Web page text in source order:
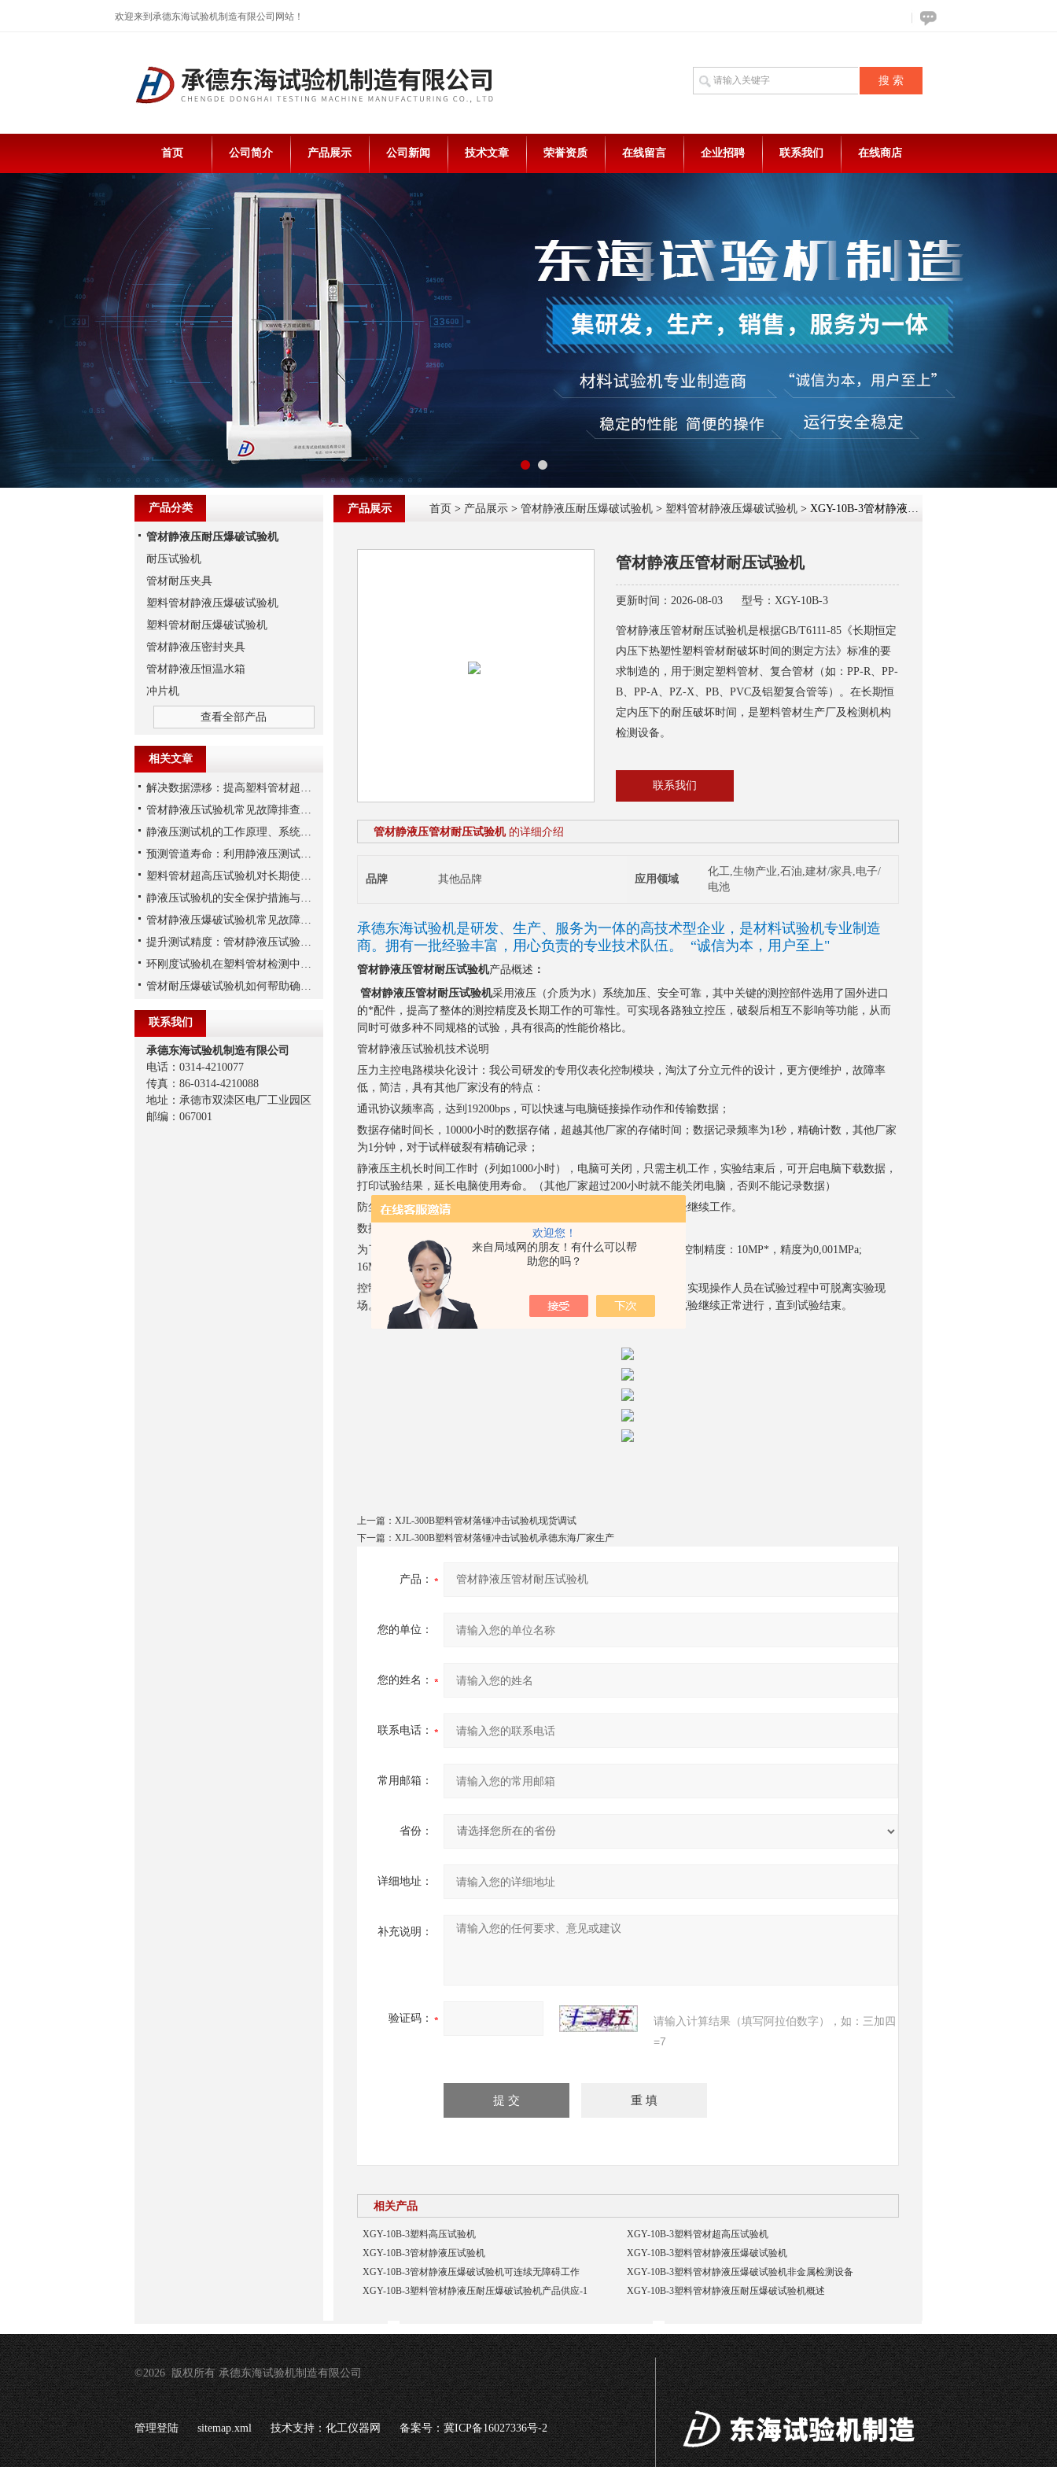
欢迎您！
来自局域网的朋友！有什么可以帮
助您的吗？
欢迎来到承德东海试验机制造有限公司网站！
在线咨
首页 公司简介 产品展示 公司新闻 技术文章 荣誉资质 在线留言 企业招聘 联系我们 在线商店
产品展示 首页 > 产品展示 > 管材静液压耐压爆破试验机 > 塑料管材静液压爆破试验机 > XGY-10B-3管材静液压管材耐压试验机
管材静液压管材耐压试验机
更新时间：2026-08-03 型号：XGY-10B-3
管材静液压管材耐压试验机是根据GB/T6111-85《长期恒定
内压下热塑性塑料管材耐破坏时间的测定方法》标准的要
求制造的，用于测定塑料管材、复合管材（如：PP-R、PP-
B、PP-A、PZ-X、PB、PVC及铝塑复合管等）。在长期恒
定内压下的耐压破坏时间，是塑料管材生产厂及检测机构
检测设备。
联系我们
管材静液压管材耐压试验机 的详细介绍
品牌 其他品牌 应用领域
化工,生物产业,石油,建材/家具,电子/
电池
承德东海试验机是研发、生产、服务为一体的高技术型企业，是材料试验机专业制造
商。拥有一批经验丰富，用心负责的专业技术队伍。
“诚信为本，用户至上"
管材静液压管材耐压试验机产品概述 ：
管材静液压管材耐压试验机采用液压（介质为水）系统加压、安全可靠，其中关键的测控部件选用了国外进口
的*配件，提高了整体的测控精度及长期工作的可靠性。可实现各路独立控压，破裂后相互不影响等功能，从而
同时可做多种不同规格的试验，具有很高的性能价格比。
管材静液压试验机技术说明
压力主控电路模块化设计：我公司研发的专用仪表化控制模块，淘汰了分立元件的设计，更方便维护，故障率
低，简洁，具有其他厂家没有的特点：
通讯协议频率高，达到19200bps，可以快速与电脑链接操作动作和传输数据；
数据存储时间长，10000小时的数据存储，超越其他厂家的存储时间；数据记录频率为1秒，精确计数，其他厂家
为1分钟，对于试样破裂有精确记录；
静液压主机长时间工作时（列如1000小时），电脑可关闭，只需主机工作，实验结束后，可开启电脑下载数据，
打印试验结果，延长电脑使用寿命。（其他厂家超过200小时就不能关闭电脑，否则不能记录数据）
防尘，防水雾，独立供电，互不干扰，一路有问题不影响其他路试验继续工作。
数据停电前自动保存功能，来电后数据不丢失；
为了确保压力的准确性，在压力校正采用8点修正功能，逐级调校；控制精度：10MP*，精度为0,001MPa;
16MP*，精度为0.01MPa。
控制模式多，具有运行、停止、渗漏、过压预警、破裂识别等功能，实现操作人员在试验过程中可脱离实验现
场。当试样出现渗漏、破裂时自动报警并自动关闭该路，其它各路试验继续正常进行，直到试验结束。
上一篇： XJL-300B塑料管材落锤冲击试验机现货调试
下一篇： XJL-300B塑料管材落锤冲击试验机承德东海厂家生产
产品：
您的单位：
您的姓名：
联系电话：
常用邮箱：
省份：
详细地址：
补充说明：
验证码：
请输入计算结果（填写阿拉伯数字），如：三加四
=7
相关产品
XGY-10B-3塑料高压试验机
XGY-10B-3塑料管材超高压试验机
XGY-10B-3管材静液压试验机
XGY-10B-3塑料管材静液压爆破试验机
XGY-10B-3管材静液压爆破试验机可连续无障碍工作
XGY-10B-3塑料管材静液压爆破试验机非金属检测设备
XGY-10B-3塑料管材静液压耐压爆破试验机产品供应-1
XGY-10B-3塑料管材静液压耐压爆破试验机概述
产品分类
管材静液压耐压爆破试验机
耐压试验机
管材耐压夹具
塑料管材静液压爆破试验机
塑料管材耐压爆破试验机
管材静液压密封夹具
管材静液压恒温水箱
冲片机
查看全部产品
相关文章
解决数据漂移：提高塑料管材超高压试验机压力传感器稳定性的三大措施
管材静液压试验机常见故障排查及液压系统维护实务
静液压测试机的工作原理、系统构成与技术参数详解
预测管道寿命：利用静液压测试机进行长期静液压强度试验
塑料管材超高压试验机对长期使用性能的预测能力分析
静液压试验机的安全保护措施与操作注意事项
管材静液压爆破试验机常见故障的检查方法
提升测试精度：管材静液压试验机校准的关键步骤
环刚度试验机在塑料管材检测中的试样制备与夹具选用规范
管材耐压爆破试验机如何帮助确保管道的安全运行？
联系我们
承德东海试验机制造有限公司
电话：0314-4210077
传真：86-0314-4210088
地址：承德市双滦区电厂工业园区
邮编：067001
©2026 版权所有 承德东海试验机制造有限公司
管理登陆 sitemap.xml 技术支持：化工仪器网 备案号：冀ICP备16027336号-2